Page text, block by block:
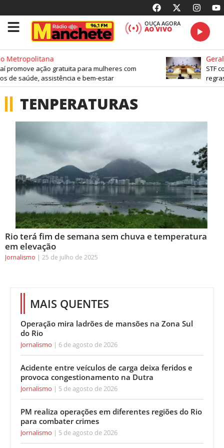
OUÇA AGORA
AO VIVO
Metropolitana
promove ação gratuita para mulheres com
de saúde, assistência e bem-estar
Geral
STF
TENPERATURAS
Rio terá fim de semana sem chuva e temperatura
em elevação
Jornalismo 25 de julho de 2025
MAIS QUENTES
Operação mira ladrões de mansões na Zona Sul
do Rio
Jornalismo 6 de agosto de 2026
Acidente entre veículos de carga deixa feridos e
provoca congestionamento na Dutra
Jornalismo 5 de agosto de 2026
PM realiza operações em diferentes regiões do Rio
para combater crimes
Jornalismo 5 de agosto de 2026